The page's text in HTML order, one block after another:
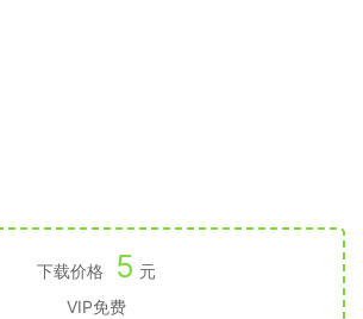
下载价格 5 元
VIP免费